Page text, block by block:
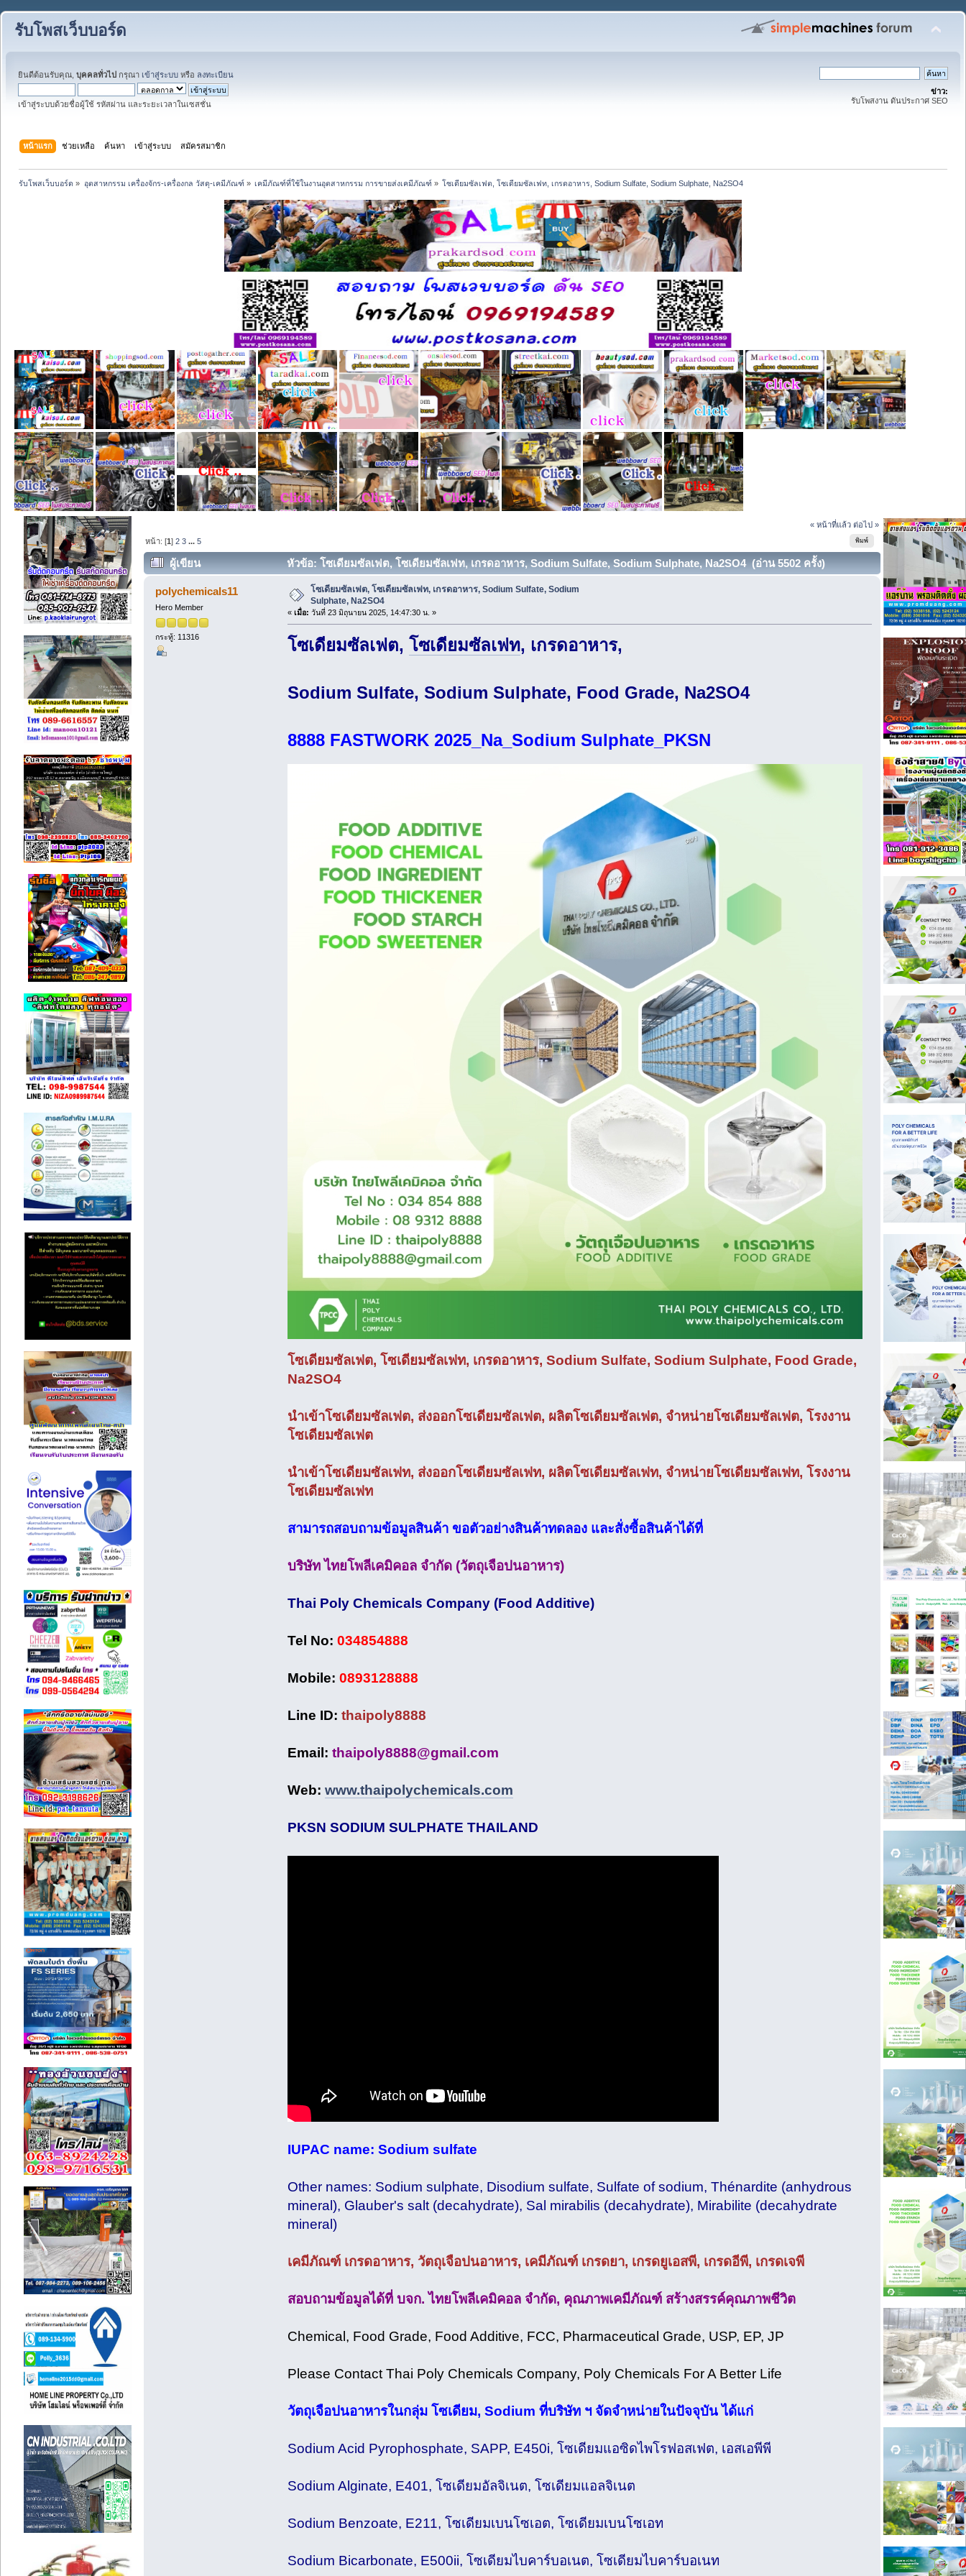
รับโพสเว็บบอร์ด
ยินดีต้อนรับคุณ, บุคคลทั่วไป กรุณา เข้าสู่ระบบ หรือ ลงทะเบียน
เข้าสู่ระบบด้วยชื่อผู้ใช้ รหัสผ่าน และระยะเวลาในเซสชั่น
ข่าว:
รับโพสงาน ดันประกาศ SEO
หน้าแรก ช่วยเหลือ ค้นหา เข้าสู่ระบบ สมัครสมาชิก
รับโพสเว็บบอร์ด » อุตสาหกรรม เครื่องจักร-เครื่องกล วัสดุ-เคมีภัณฑ์ » เคมีภัณฑ์ที่ใช้ในงานอุตสาหกรรม การขายส่งเคมีภัณฑ์ » โซเดียมซัลเฟต, โซเดียมซัลเฟท, เกรดอาหาร, Sodium Sulfate, Sodium Sulphate, Na2SO4
« หน้าที่แล้ว ต่อไป »
พิมพ์
หน้า: [1]2 3 ...5
ผู้เขียน หัวข้อ: โซเดียมซัลเฟต, โซเดียมซัลเฟท, เกรดอาหาร, Sodium Sulfate, Sodium Sulphate, Na2SO4 (อ่าน 5502 ครั้ง)
polychemicals11
Hero Member
กระทู้: 11316
โซเดียมซัลเฟต, โซเดียมซัลเฟท, เกรดอาหาร, Sodium Sulfate, Sodium
Sulphate, Na2SO4
« เมื่อ: วันที่ 23 มิถุนายน 2025, 14:47:30 น. »
โซเดียมซัลเฟต, โซเดียมซัลเฟท, เกรดอาหาร,
Sodium Sulfate, Sodium Sulphate, Food Grade, Na2SO4
8888 FASTWORK 2025_Na_Sodium Sulphate_PKSN
โซเดียมซัลเฟต, โซเดียมซัลเฟท, เกรดอาหาร, Sodium Sulfate, Sodium Sulphate, Food Grade,
Na2SO4
นำเข้าโซเดียมซัลเฟต, ส่งออกโซเดียมซัลเฟต, ผลิตโซเดียมซัลเฟต, จำหน่ายโซเดียมซัลเฟต, โรงงาน
โซเดียมซัลเฟต
นำเข้าโซเดียมซัลเฟท, ส่งออกโซเดียมซัลเฟท, ผลิตโซเดียมซัลเฟท, จำหน่ายโซเดียมซัลเฟท, โรงงาน
โซเดียมซัลเฟท
สามารถสอบถามข้อมูลสินค้า ขอตัวอย่างสินค้าทดลอง และสั่งซื้อสินค้าได้ที่
บริษัท ไทยโพลีเคมิคอล จำกัด (วัตถุเจือปนอาหาร)
Thai Poly Chemicals Company (Food Additive)
Tel No: 034854888
Mobile: 0893128888
Line ID: thaipoly8888
Email: thaipoly8888@gmail.com
Web: www.thaipolychemicals.com
PKSN SODIUM SULPHATE THAILAND
IUPAC name: Sodium sulfate
Other names: Sodium sulphate, Disodium sulfate, Sulfate of sodium, Thénardite (anhydrous
mineral), Glauber's salt (decahydrate), Sal mirabilis (decahydrate), Mirabilite (decahydrate
mineral)
เคมีภัณฑ์ เกรดอาหาร, วัตถุเจือปนอาหาร, เคมีภัณฑ์ เกรดยา, เกรดยูเอสพี, เกรดอีพี, เกรดเจพี
สอบถามข้อมูลได้ที่ บจก. ไทยโพลีเคมิคอล จำกัด, คุณภาพเคมีภัณฑ์ สร้างสรรค์คุณภาพชีวิต
Chemical, Food Grade, Food Additive, FCC, Pharmaceutical Grade, USP, EP, JP
Please Contact Thai Poly Chemicals Company, Poly Chemicals For A Better Life
วัตถุเจือปนอาหารในกลุ่ม โซเดียม, Sodium ที่บริษัท ฯ จัดจำหน่ายในปัจจุบัน ได้แก่
Sodium Acid Pyrophosphate, SAPP, E450i, โซเดียมแอซิดไพโรฟอสเฟต, เอสเอพีพี
Sodium Alginate, E401, โซเดียมอัลจิเนต, โซเดียมแอลจิเนต
Sodium Benzoate, E211, โซเดียมเบนโซเอต, โซเดียมเบนโซเอท
Sodium Bicarbonate, E500ii, โซเดียมไบคาร์บอเนต, โซเดียมไบคาร์บอเนท